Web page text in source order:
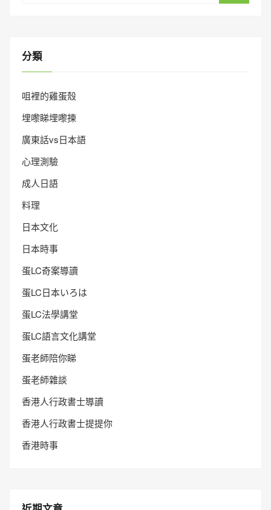
分類
咀裡的雞蛋殼
埋嚟睇埋嚟揀
廣東話vs日本語
心理測驗
成人日語
料理
日本文化
日本時事
蛋LC奇案導讀
蛋LC日本いろは
蛋LC法學講堂
蛋LC語言文化講堂
蛋老師陪你睇
蛋老師雜談
香港人行政書士導讀
香港人行政書士提提你
香港時事